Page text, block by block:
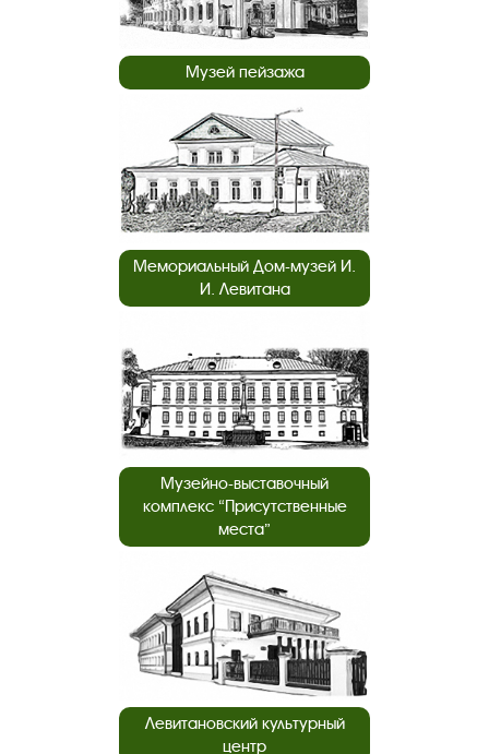
Музей пейзажа
Мемориальный Дом-музей И.
И. Левитана
Музейно-выставочный
комплекс “Присутственные
места”
Левитановский культурный
центр